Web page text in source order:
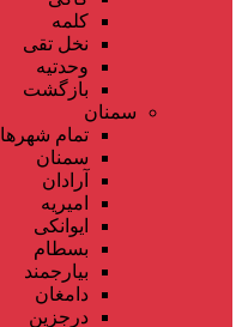
کلمه
نخل تقی
وحدتیه
بازگشت
سمنان
تمام شهر‌ها
سمنان
آرادان
امیریه
ایوانکی
بسطام
بیارجمند
دامغان
درجزین